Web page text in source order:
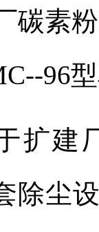
碳素
96型
扩建
除尘